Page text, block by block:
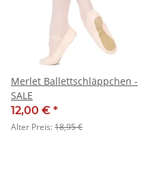
Merlet Ballettschläppchen -
SALE
12,00 € *
Alter Preis:18,95 €